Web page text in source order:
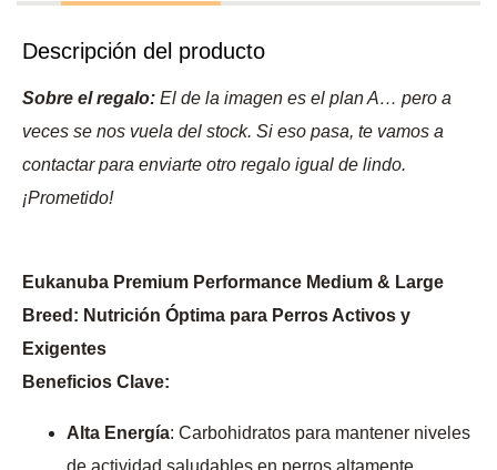
Descripción del producto
Sobre el regalo: El de la imagen es el plan A… pero a
veces se nos vuela del stock. Si eso pasa, te vamos a
contactar para enviarte otro regalo igual de lindo.
¡Prometido!
Eukanuba Premium Performance Medium & Large
Breed: Nutrición Óptima para Perros Activos y
Exigentes
Beneficios Clave:
Alta Energía: Carbohidratos para mantener niveles
de actividad saludables en perros altamente